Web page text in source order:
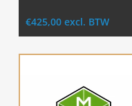
€425,00 excl. BTW